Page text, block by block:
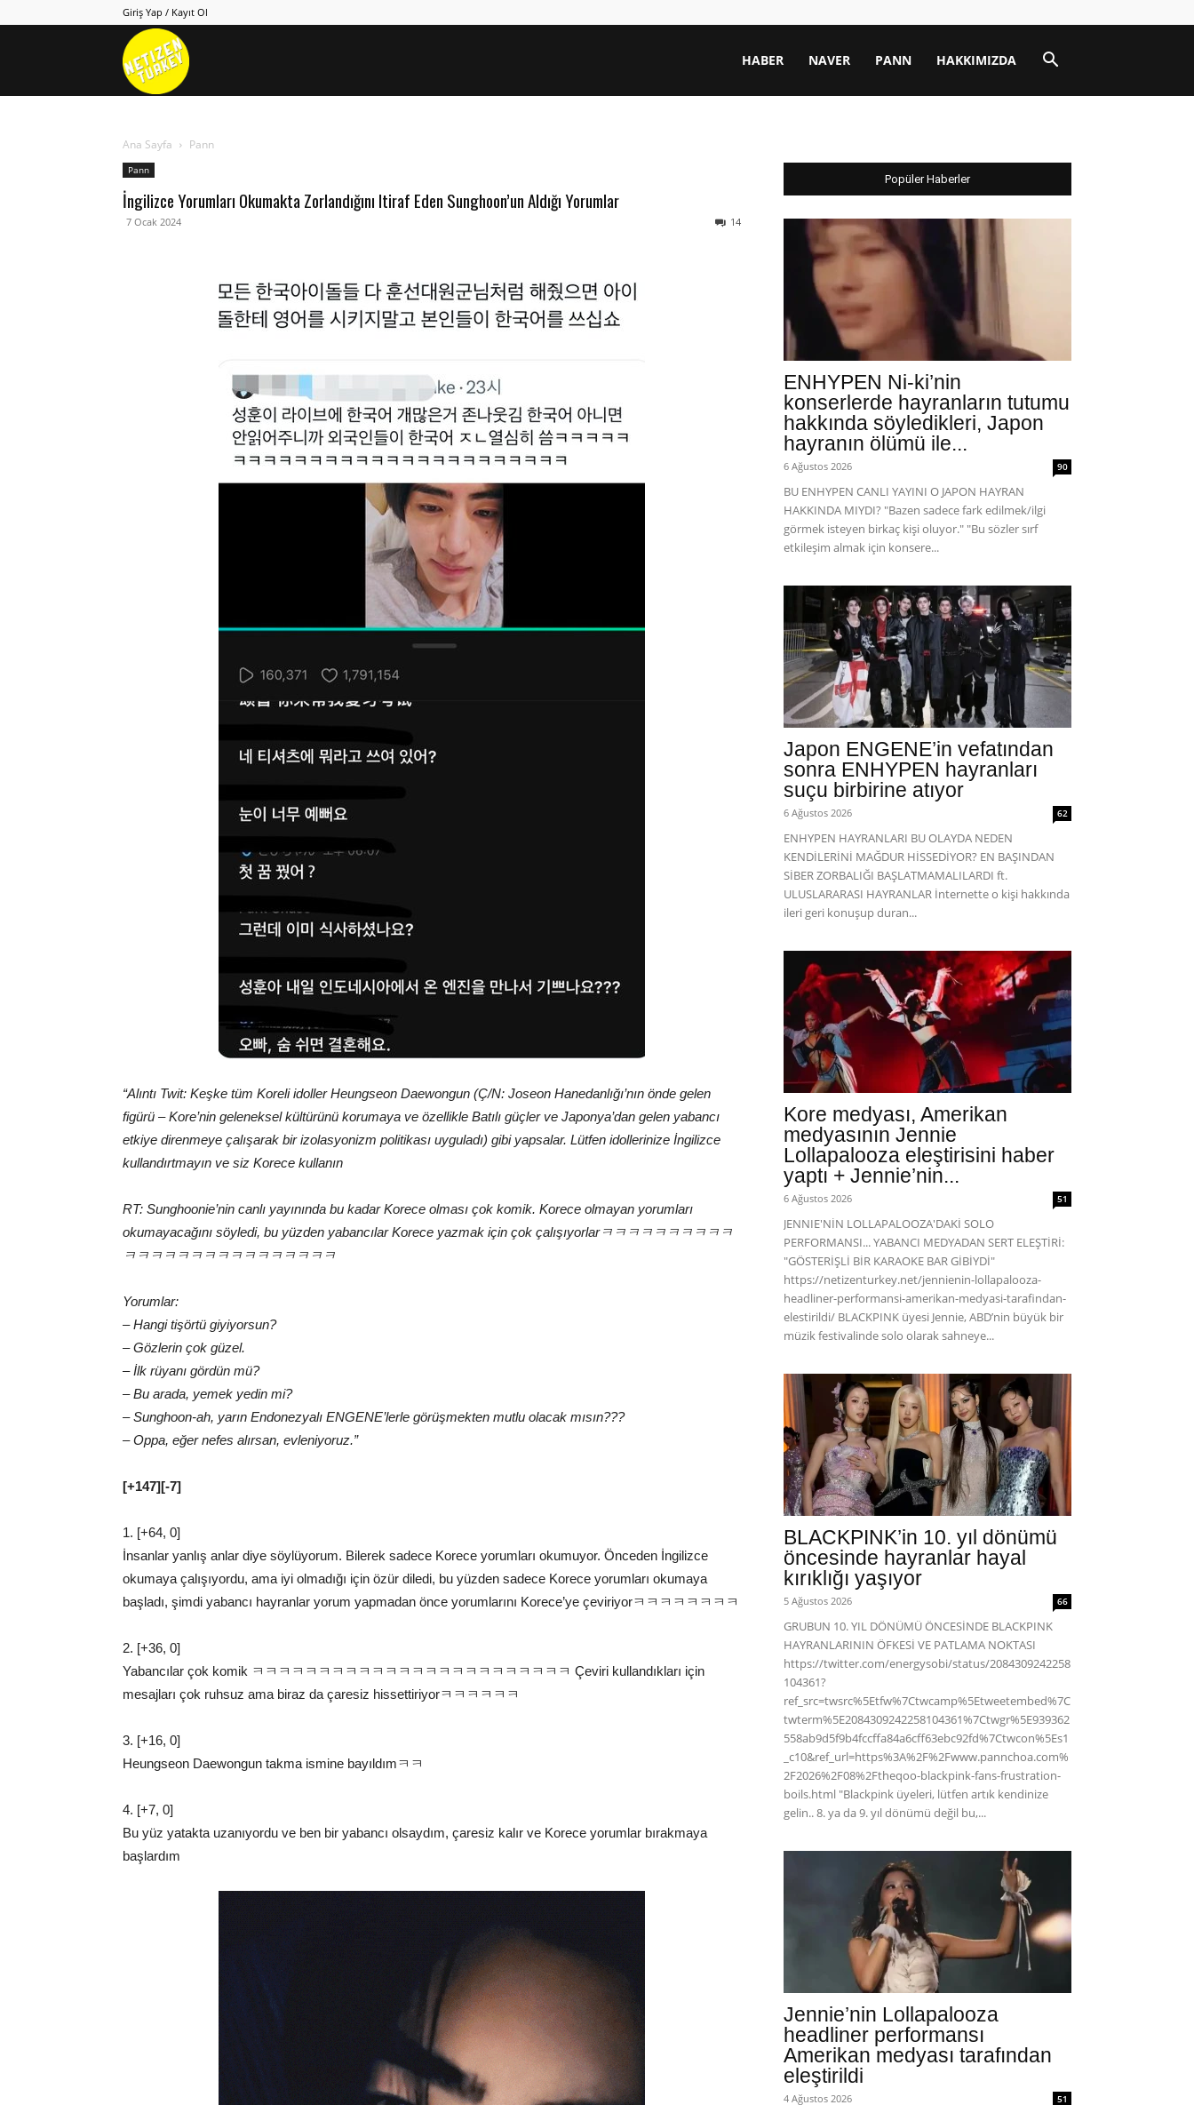
Giriş Yap / Kayıt Ol
Netizen HABER NAVER PANN HAKKIMIZDA
Ana Sayfa Pann
Pann
İngilizce Yorumları Okumakta Zorlandığını Itiraf Eden Sunghoon’un Aldığı Yorumlar
7 Ocak 2024 14
“Alıntı Twit: Keşke tüm Koreli idoller Heungseon Daewongun (Ç/N: Joseon Hanedanlığı’nın önde gelen
figürü – Kore’nin geleneksel kültürünü korumaya ve özellikle Batılı güçler ve Japonya’dan gelen yabancı
etkiye direnmeye çalışarak bir izolasyonizm politikası uyguladı) gibi yapsalar. Lütfen idollerinize İngilizce
kullandırtmayın ve siz Korece kullanın
RT: Sunghoonie’nin canlı yayınında bu kadar Korece olması çok komik. Korece olmayan yorumları
okumayacağını söyledi, bu yüzden yabancılar Korece yazmak için çok çalışıyorlarㅋㅋㅋㅋㅋㅋㅋㅋㅋㅋ
ㅋㅋㅋㅋㅋㅋㅋㅋㅋㅋㅋㅋㅋㅋㅋㅋ
Yorumlar:
– Hangi tişörtü giyiyorsun?
– Gözlerin çok güzel.
– İlk rüyanı gördün mü?
– Bu arada, yemek yedin mi?
– Sunghoon-ah, yarın Endonezyalı ENGENE’lerle görüşmekten mutlu olacak mısın???
– Oppa, eğer nefes alırsan, evleniyoruz.”
[+147][-7]
1. [+64, 0]
İnsanlar yanlış anlar diye söylüyorum. Bilerek sadece Korece yorumları okumuyor. Önceden İngilizce
okumaya çalışıyordu, ama iyi olmadığı için özür diledi, bu yüzden sadece Korece yorumları okumaya
başladı, şimdi yabancı hayranlar yorum yapmadan önce yorumlarını Korece’ye çeviriyorㅋㅋㅋㅋㅋㅋㅋㅋ
2. [+36, 0]
Yabancılar çok komik ㅋㅋㅋㅋㅋㅋㅋㅋㅋㅋㅋㅋㅋㅋㅋㅋㅋㅋㅋㅋㅋㅋㅋㅋ Çeviri kullandıkları için
mesajları çok ruhsuz ama biraz da çaresiz hissettiriyorㅋㅋㅋㅋㅋㅋ
3. [+16, 0]
Heungseon Daewongun takma ismine bayıldımㅋㅋ
4. [+7, 0]
Bu yüz yatakta uzanıyordu ve ben bir yabancı olsaydım, çaresiz kalır ve Korece yorumlar bırakmaya
başlardım
Popüler Haberler
ENHYPEN Ni-ki’nin
konserlerde hayranların tutumu
hakkında söyledikleri, Japon
hayranın ölümü ile...
6 Ağustos 2026 90
BU ENHYPEN CANLI YAYINI O JAPON HAYRAN
HAKKINDA MIYDI? "Bazen sadece fark edilmek/ilgi
görmek isteyen birkaç kişi oluyor." "Bu sözler sırf
etkileşim almak için konsere...
Japon ENGENE’in vefatından
sonra ENHYPEN hayranları
suçu birbirine atıyor
6 Ağustos 2026 62
ENHYPEN HAYRANLARI BU OLAYDA NEDEN
KENDİLERİNİ MAĞDUR HİSSEDİYOR? EN BAŞINDAN
SİBER ZORBALIĞI BAŞLATMAMALILARDI ft.
ULUSLARARASI HAYRANLAR İnternette o kişi hakkında
ileri geri konuşup duran...
Kore medyası, Amerikan
medyasının Jennie
Lollapalooza eleştirisini haber
yaptı + Jennie’nin...
6 Ağustos 2026 51
JENNIE'NİN LOLLAPALOOZA'DAKİ SOLO
PERFORMANSI... YABANCI MEDYADAN SERT ELEŞTİRİ:
"GÖSTERİŞLİ BİR KARAOKE BAR GİBİYDİ"
https://netizenturkey.net/jennienin-lollapalooza-
headliner-performansi-amerikan-medyasi-tarafindan-
elestirildi/ BLACKPINK üyesi Jennie, ABD’nin büyük bir
müzik festivalinde solo olarak sahneye...
BLACKPINK’in 10. yıl dönümü
öncesinde hayranlar hayal
kırıklığı yaşıyor
5 Ağustos 2026 66
GRUBUN 10. YIL DÖNÜMÜ ÖNCESİNDE BLACKPINK
HAYRANLARININ ÖFKESİ VE PATLAMA NOKTASI
https://twitter.com/energysobi/status/2084309242258
104361?
ref_src=twsrc%5Etfw%7Ctwcamp%5Etweetembed%7C
twterm%5E2084309242258104361%7Ctwgr%5E939362
558ab9d5f9b4fccffa84a6cff63ebc92fd%7Ctwcon%5Es1
_c10&ref_url=https%3A%2F%2Fwww.pannchoa.com%
2F2026%2F08%2Ftheqoo-blackpink-fans-frustration-
boils.html "Blackpink üyeleri, lütfen artık kendinize
gelin.. 8. ya da 9. yıl dönümü değil bu,...
Jennie’nin Lollapalooza
headliner performansı
Amerikan medyası tarafından
eleştirildi
4 Ağustos 2026 51